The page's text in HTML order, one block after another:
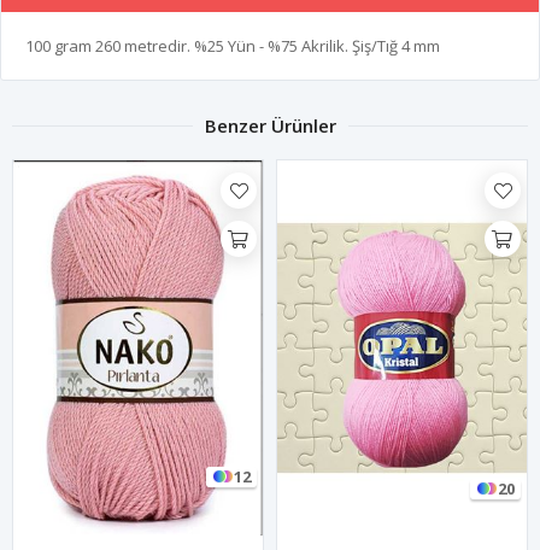
100 gram 260 metredir. %25 Yün - %75 Akrilik. Şiş/Tığ 4 mm
Benzer Ürünler
12
20